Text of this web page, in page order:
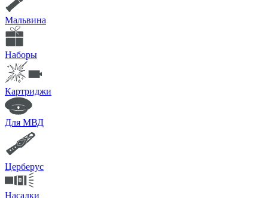
Мальвина
Наборы
Картриджи
Для МВД
Церберус
Насадки